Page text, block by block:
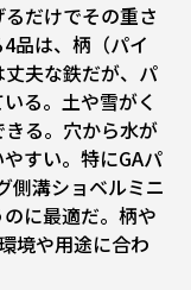
だけでその重さ
品は、柄（パイ
夫な鉄だが、パ
る。土や雪がく
る。穴から水が
すい。特にGAパ
側溝ショベルミニ
に最適だ。柄や
境や用途に合わ